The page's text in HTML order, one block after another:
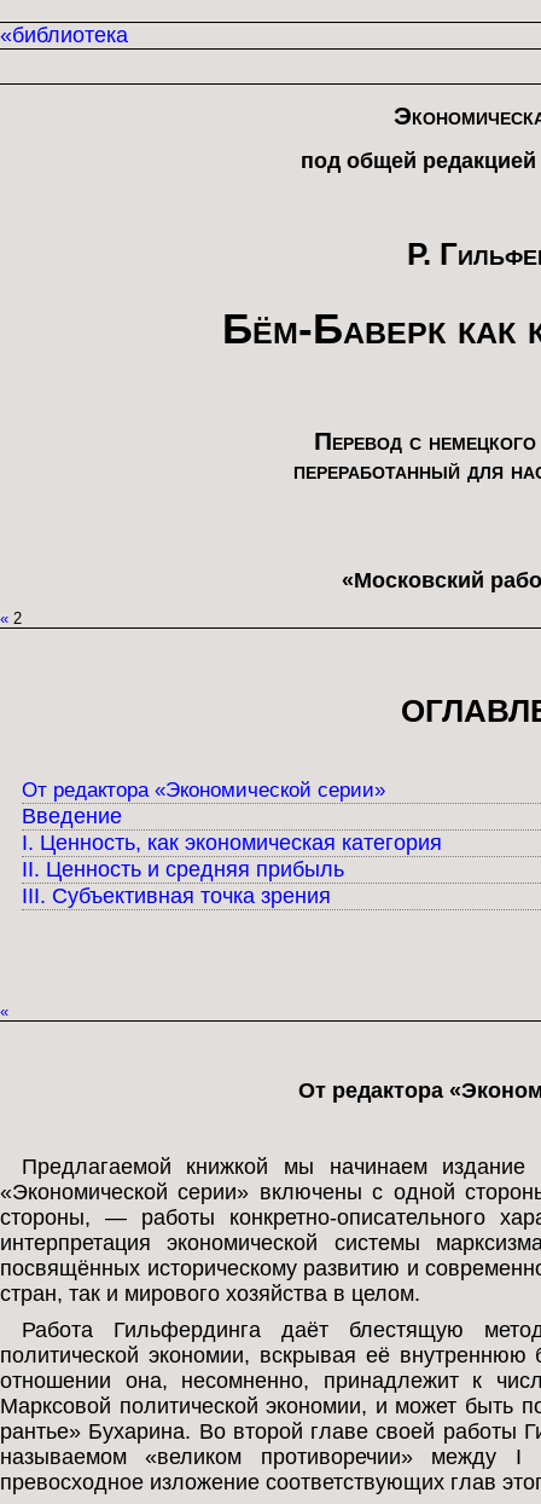
«библиотека
под общей
Р.
Бём-Баверк как
Перевод с
переработанный для
«Московский
« 2
От редактора «Экономической серии»
Введение
I. Ценность, как экономическая категория
II. Ценность и средняя прибыль
III. Субъективная точка зрения
«
От редактора
Предлагаемой книжкой мы начинаем
«Экономической серии» включены с одной
стороны, — работы конкретно-описательного
интерпретация экономической системы
посвящённых историческому развитию и
стран, так и мирового хозяйства в целом.
Работа Гильфердинга даёт блестящую
политической экономии, вскрывая её внутреннюю
отношении она, несомненно, принадлежит к
Марксовой политической экономии, и может быть
рантье» Бухарина. Во второй главе своей работы
называемом «великом противоречии»
превосходное изложение соответствующих глав